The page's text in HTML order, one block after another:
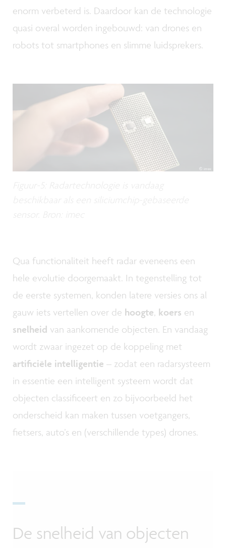
enorm verbeterd is. Daardoor kan de technologie
quasi overal worden ingebouwd: van drones en
robots tot smartphones en slimme luidsprekers.
Qua functionaliteit heeft radar eveneens een
hele evolutie doorgemaakt. In tegenstelling tot
de eerste systemen, konden latere versies ons al
gauw iets vertellen over de hoogte, koers en
snelheid van aankomende objecten. En vandaag
wordt zwaar ingezet op de koppeling met
artificiële intelligentie – zodat een radarsysteem
in essentie een intelligent systeem wordt dat
objecten classificeert en zo bijvoorbeeld het
onderscheid kan maken tussen voetgangers,
fietsers, auto’s en (verschillende types) drones.
De snelheid van objecten